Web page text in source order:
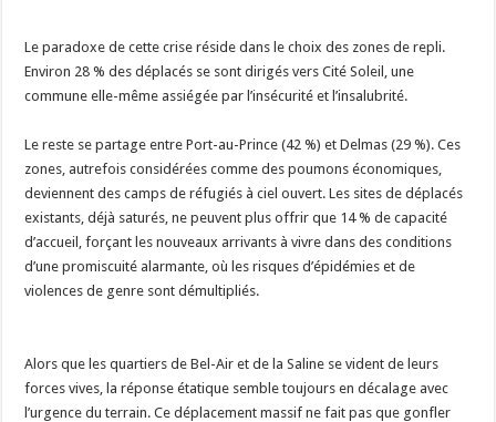
‎​Le paradoxe de cette crise réside dans le choix des zones de repli.
Environ 28 % des déplacés se sont dirigés vers Cité Soleil, une
commune elle-même assiégée par l’insécurité et l’insalubrité.
‎​Le reste se partage entre Port-au-Prince (42 %) et Delmas (29 %). Ces
zones, autrefois considérées comme des poumons économiques,
deviennent des camps de réfugiés à ciel ouvert. Les sites de déplacés
existants, déjà saturés, ne peuvent plus offrir que 14 % de capacité
d’accueil, forçant les nouveaux arrivants à vivre dans des conditions
d’une promiscuité alarmante, où les risques d’épidémies et de
violences de genre sont démultipliés.
‎​Alors que les quartiers de Bel-Air et de la Saline se vident de leurs
forces vives, la réponse étatique semble toujours en décalage avec
l’urgence du terrain. Ce déplacement massif ne fait pas que gonfler